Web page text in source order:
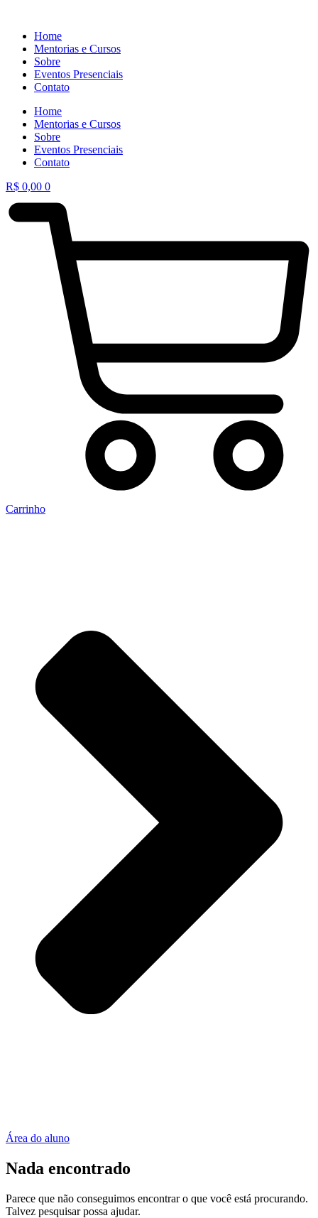
Home
Mentorias e Cursos
Sobre
Eventos Presenciais
Contato
Home
Mentorias e Cursos
Sobre
Eventos Presenciais
Contato
R$ 0,00 0
Carrinho
Área do aluno
Nada encontrado
Parece que não conseguimos encontrar o que você está procurando.
Talvez pesquisar possa ajudar.